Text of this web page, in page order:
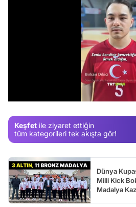
Keşfet ile ziyaret ettiğin
tüm kategorileri tek akışta gör!
Dünya
Milli Kick
Madalya